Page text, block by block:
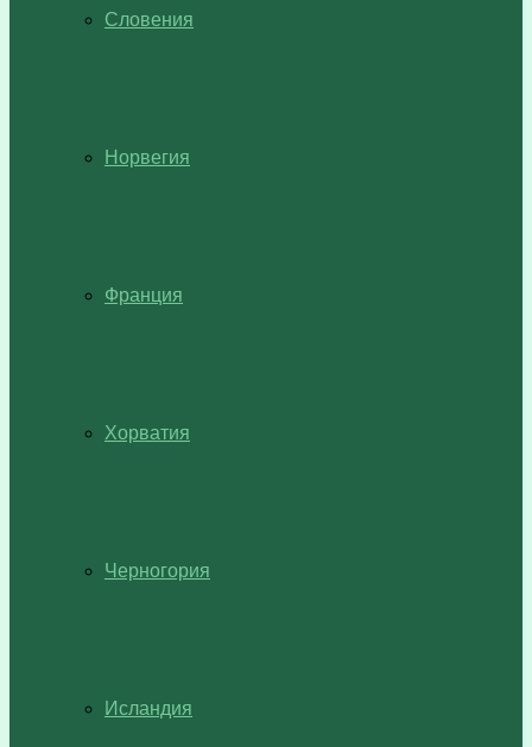
Словения
Норвегия
Франция
Хорватия
Черногория
Исландия